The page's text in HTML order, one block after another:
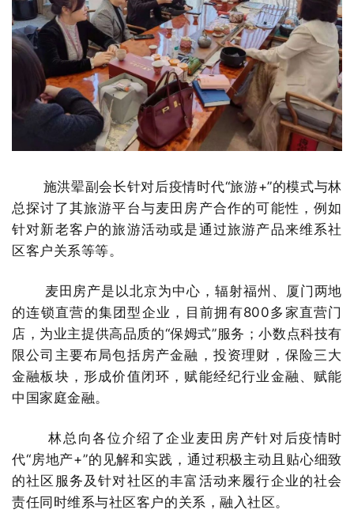
施洪翚副会长针对后疫情时代“旅游+”的模式与林
总探讨了其旅游平台与麦田房产合作的可能性，例如
针对新老客户的旅游活动或是通过旅游产品来维系社
区客户关系等等。
麦田房产是以北京为中心，辐射福州、厦门两地
的连锁直营的集团型企业，目前拥有800多家直营门
店，为业主提供高品质的“保姆式”服务；小数点科技有
限公司主要布局包括房产金融，投资理财，保险三大
金融板块，形成价值闭环，赋能经纪行业金融、赋能
中国家庭金融。
林总向各位介绍了企业麦田房产针对后疫情时
代“房地产+”的见解和实践，通过积极主动且贴心细致
的社区服务及针对社区的丰富活动来履行企业的社会
责任同时维系与社区客户的关系，融入社区。